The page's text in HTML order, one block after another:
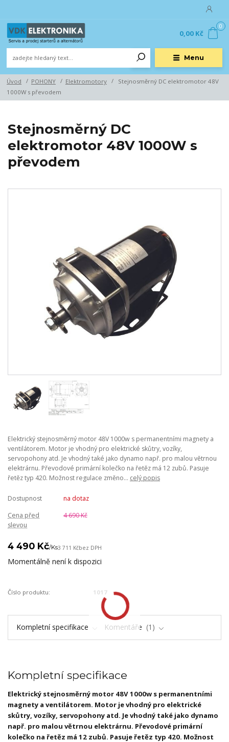
Menu
0
0,00 Kč
Úvod POHONY Elektromotory
Stejnosměrný DC elektromotor 48V
1000W s převodem
Stejnosměrný DC
elektromotor 48V 1000W s
převodem
Elektrický stejnosměrný motor 48V 1000w s permanentními magnety a
ventilátorem. Motor je vhodný pro elektrické skůtry, vozíky,
servopohony atd. Je vhodný také jako dynamo např. pro malou větrnou
elektrárnu. Převodové primární kolečko na řetěz má 12 zubů. Pasuje
řetěz typ 420. Možnost regulace změno... celý popis
Dostupnost
na dotaz
Cena před
slevou
4 690 Kč
4 490 Kč/Ks3 711 Kčbez DPH
Momentálně není k dispozici
Číslo produktu: 1017
Kompletní specifikace Komentáře 1
Kompletní specifikace
Elektrický stejnosměrný motor 48V 1000w s permanentními
magnety a ventilátorem. Motor je vhodný pro elektrické
skůtry, vozíky, servopohony atd. Je vhodný také jako dynamo
např. pro malou větrnou elektrárnu. Převodové primární
kolečko na řetěz má 12 zubů. Pasuje řetěz typ 420. Možnost